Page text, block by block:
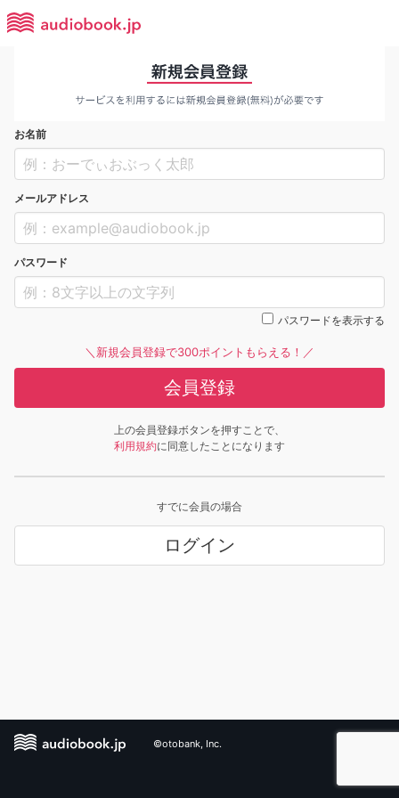
お名前
メールアドレス
パスワード
パスワードを表示する
＼新規会員登録で300ポイントもらえる！／
会員登録
上の会員登録ボタンを押すことで、
利用規約に同意したことになります
すでに会員の場合
ログイン
©otobank, Inc.